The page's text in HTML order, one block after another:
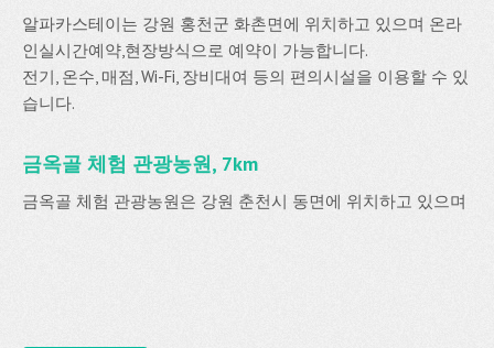
알파카스테이는 강원 홍천군 화촌면에 위치하고 있으며 온라
인실시간예약,현장방식으로 예약이 가능합니다.
전기, 온수, 매점, Wi-Fi, 장비대여 등의 편의시설을 이용할 수 있
습니다.
금옥골 체험 관광농원, 7km
금옥골 체험 관광농원은 강원 춘천시 동면에 위치하고 있으며